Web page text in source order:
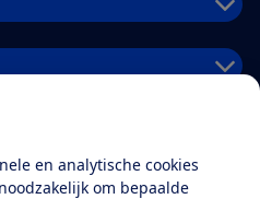
en analytische cookies
om bepaalde